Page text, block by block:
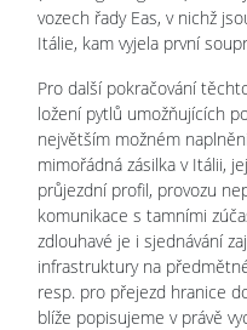
vozech řady Eas, v nichž
Itálie, kam vyjela první
Pro další pokračování
ložení pytlů umožňujících
největším možném
mimořádná zásilka v Itálii,
průjezdní profil, provozu
komunikace s tamními
zdlouhavé je i sjednávání
infrastruktury na
resp. pro přejezd hranice
blíže popisujeme v právě